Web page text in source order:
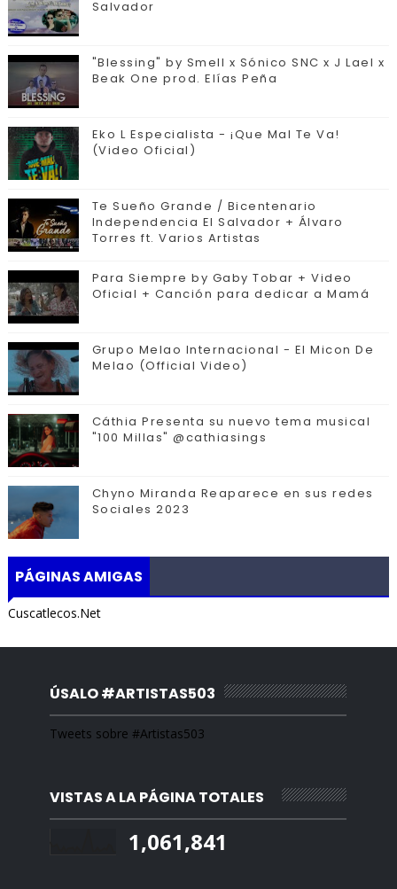
Salvador
"Blessing" by Smell x Sónico SNC x J Lael x
Beak One prod. Elías Peña
Eko L Especialista - ¡Que Mal Te Va!
(Video Oficial)
Te Sueño Grande / Bicentenario
Independencia El Salvador + Álvaro
Torres ft. Varios Artistas
Para Siempre by Gaby Tobar + Video
Oficial + Canción para dedicar a Mamá
Grupo Melao Internacional - El Micon De
Melao (Official Video)
Cáthia Presenta su nuevo tema musical
"100 Millas" @cathiasings
Chyno Miranda Reaparece en sus redes
Sociales 2023
PÁGINAS AMIGAS
Cuscatlecos.Net
ÚSALO #ARTISTAS503
Tweets sobre #Artistas503
VISTAS A LA PÁGINA TOTALES
1,061,841